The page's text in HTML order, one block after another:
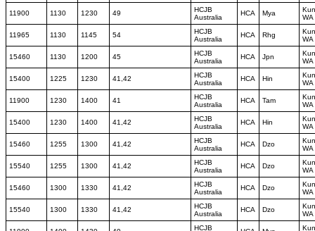
11900 1130 1230 49
HCJB
Australia
HCA Mya
WA
11965 1130 1145 54
HCJB
Australia
HCA Rhg
WA
15460 1130 1200 45
HCJB
Australia
HCA Jpn
WA
15400 1225 1230 41,42
HCJB
Australia
HCA Hin
WA
11900 1230 1400 41
HCJB
Australia
HCA Tam
WA
15400 1230 1400 41,42
HCJB
Australia
HCA Hin
WA
15460 1255 1300 41,42
HCJB
Australia
HCA Dzo
WA
15540 1255 1300 41,42
HCJB
Australia
HCA Dzo
WA
15460 1300 1330 41,42
HCJB
Australia
HCA Dzo
WA
15540 1300 1330 41,42
HCJB
Australia
HCA Dzo
WA
HCJB